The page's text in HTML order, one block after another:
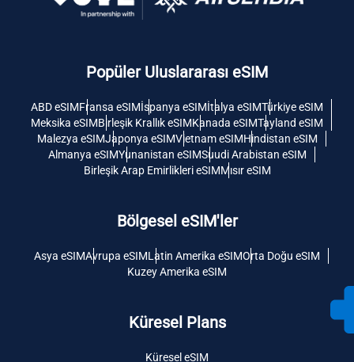
Popüler Uluslararası eSIM
ABD eSIMFransa eSIMİspanya eSIMİtalya eSIMTürkiye eSIM
Meksika eSIMBirleşik Krallık eSIMKanada eSIMTayland eSIM
Malezya eSIMJaponya eSIMVietnam eSIMHindistan eSIM
Almanya eSIMYunanistan eSIMSuudi Arabistan eSIM
Birleşik Arap Emirlikleri eSIMMısır eSIM
Bölgesel eSIM'ler
Asya eSIMAvrupa eSIMLatin Amerika eSIMOrta Doğu eSIM
Kuzey Amerika eSIM
Küresel Plans
Küresel eSIM